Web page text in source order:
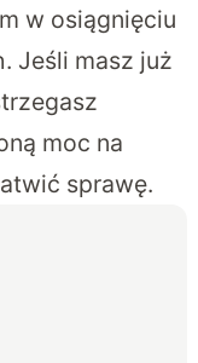
w osiągnięciu
Jeśli masz już
moc na
sprawę.